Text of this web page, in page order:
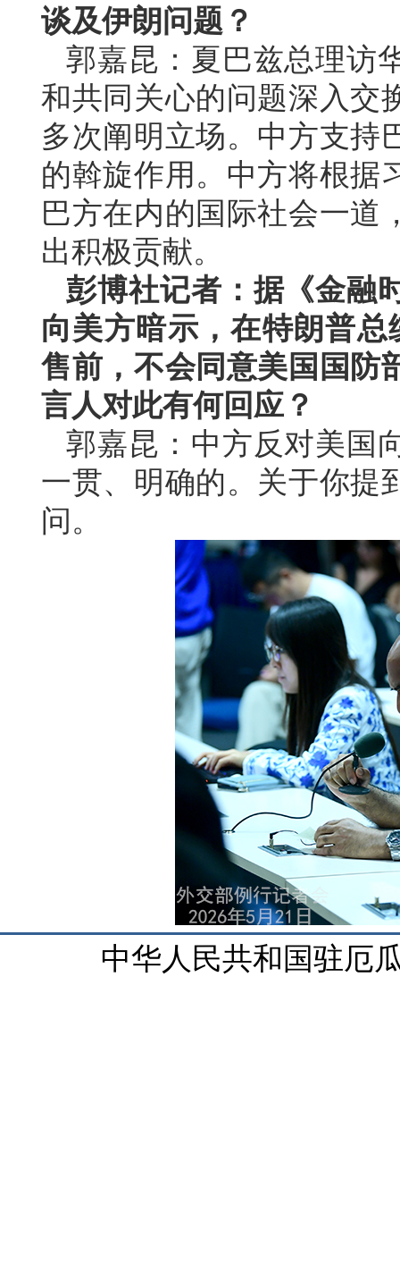
谈及伊朗问题？
郭嘉昆：夏巴兹总理访
和共同关心的问题深入交
多次阐明立场。中方支持
的斡旋作用。中方将根据
巴方在内的国际社会一道
出积极贡献。
彭博社记者：据《金融
向美方暗示，在特朗普
售前，不会同意美国国防
言人对此有何回应？
郭嘉昆：中方反对美国
一贯、明确的。关于你提
问。
中华人民共和国驻厄